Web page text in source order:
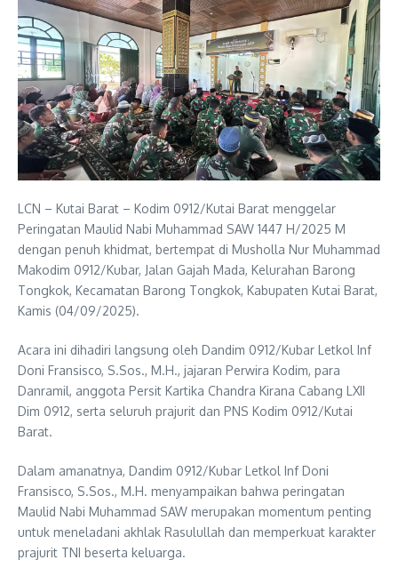
LCN – Kutai Barat – Kodim 0912/Kutai Barat menggelar
Peringatan Maulid Nabi Muhammad SAW 1447 H/2025 M
dengan penuh khidmat, bertempat di Musholla Nur Muhammad
Makodim 0912/Kubar, Jalan Gajah Mada, Kelurahan Barong
Tongkok, Kecamatan Barong Tongkok, Kabupaten Kutai Barat,
Kamis (04/09/2025).
Acara ini dihadiri langsung oleh Dandim 0912/Kubar Letkol Inf
Doni Fransisco, S.Sos., M.H., jajaran Perwira Kodim, para
Danramil, anggota Persit Kartika Chandra Kirana Cabang LXII
Dim 0912, serta seluruh prajurit dan PNS Kodim 0912/Kutai
Barat.
Dalam amanatnya, Dandim 0912/Kubar Letkol Inf Doni
Fransisco, S.Sos., M.H. menyampaikan bahwa peringatan
Maulid Nabi Muhammad SAW merupakan momentum penting
untuk meneladani akhlak Rasulullah dan memperkuat karakter
prajurit TNI beserta keluarga.